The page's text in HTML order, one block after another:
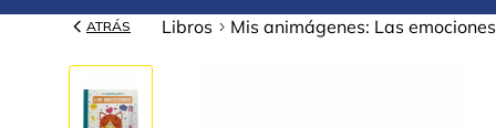
ATRÁS Libros Mis animágenes: Las emociones